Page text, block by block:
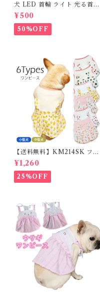
犬 LED 首輪 ライト 光る首輪
USB充電 生活防水 長さ調整可
能 首輪 犬用 ペット カラー ペ
ット用品 軽量 ドッグ用品 フレ
ンチブルドック 大型犬 中型犬
¥500
50%OFF
【送料無料】KM214SK フレ
ブル 女の子 スカート ワンピー
ス夏 フリル 犬服 ドックウェア
¥1,260
25%OFF